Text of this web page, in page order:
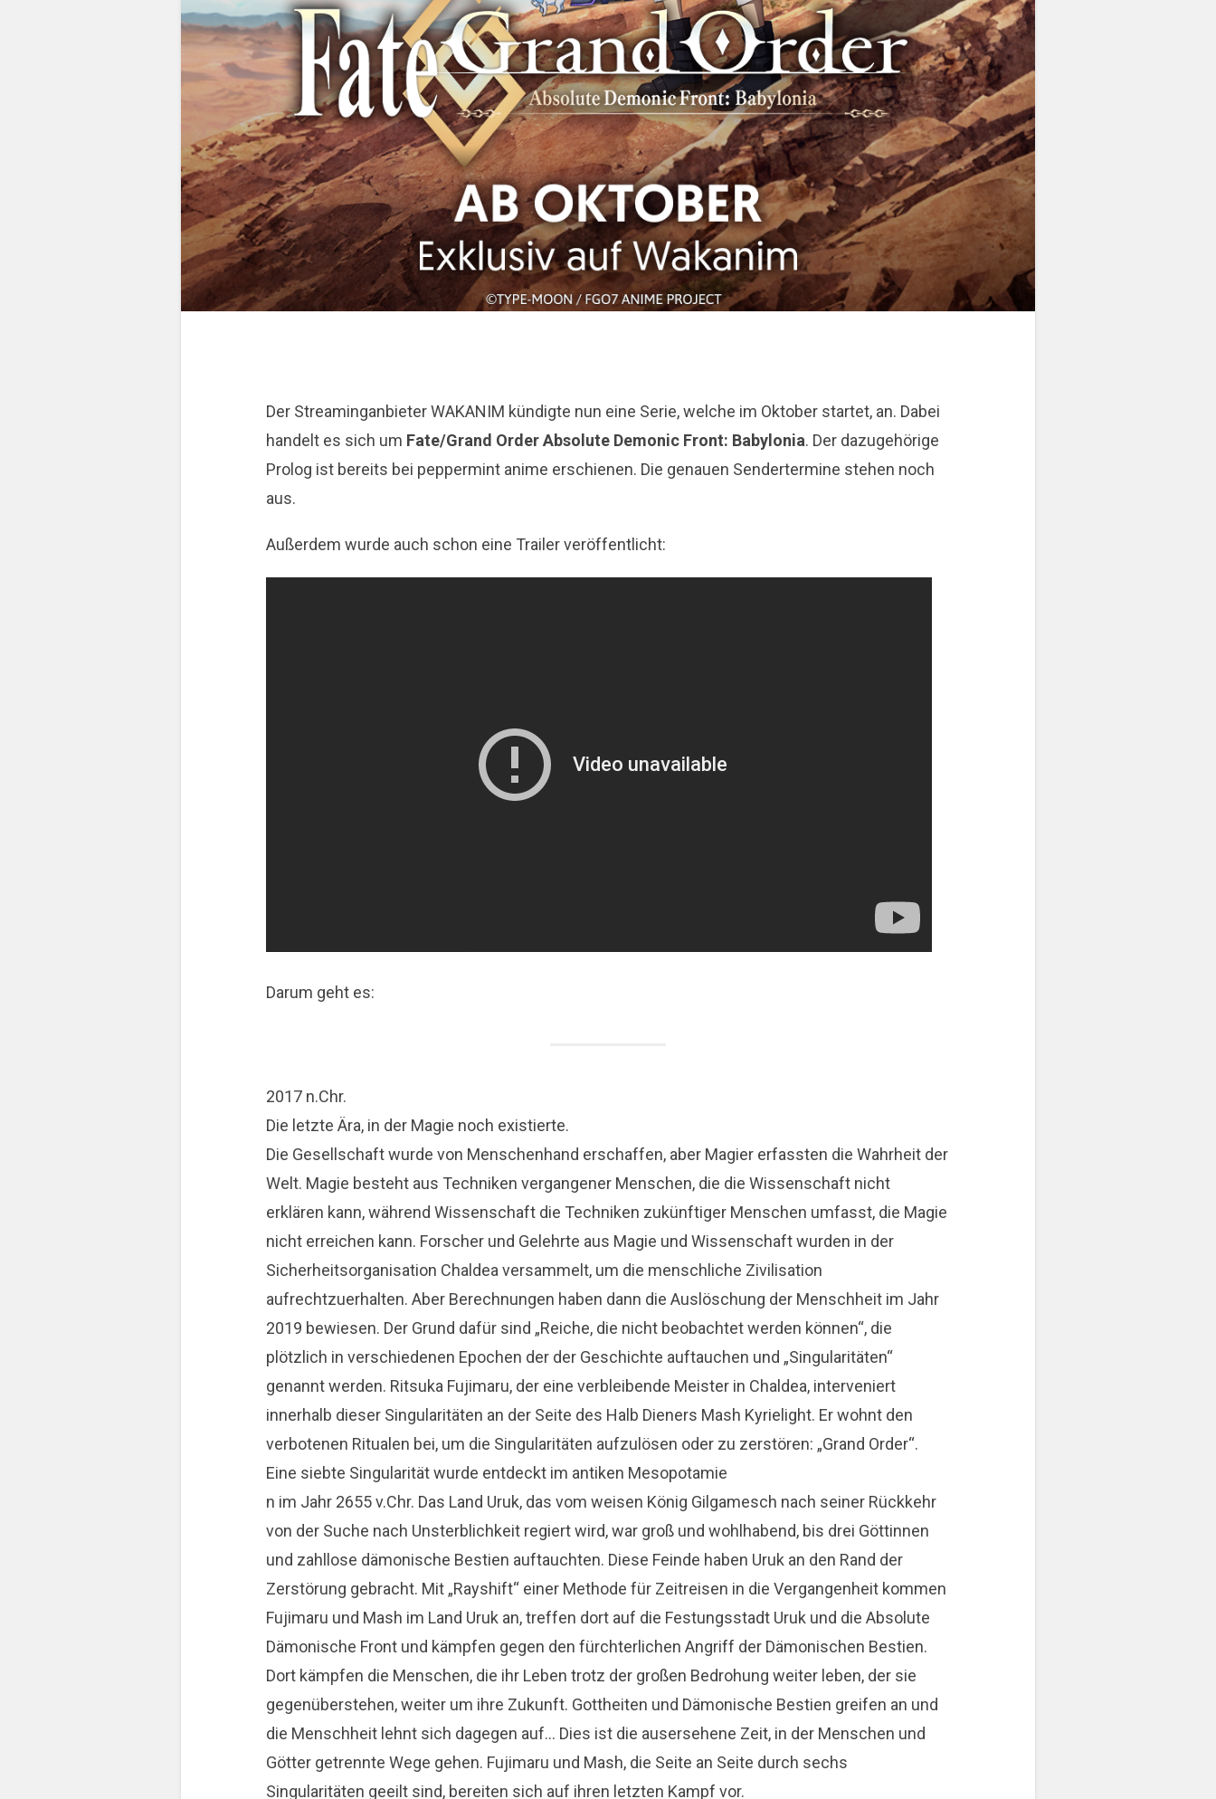
Der Streaminganbieter WAKANIM kündigte nun eine Serie, welche im Oktober startet, an. Dabei
handelt es sich um Fate/Grand Order Absolute Demonic Front: Babylonia. Der dazugehörige
Prolog ist bereits bei peppermint anime erschienen. Die genauen Sendertermine stehen noch
aus.
Außerdem wurde auch schon eine Trailer veröffentlicht:
Darum geht es:
2017 n.Chr.
Die letzte Ära, in der Magie noch existierte.
Die Gesellschaft wurde von Menschenhand erschaffen, aber Magier erfassten die Wahrheit der
Welt. Magie besteht aus Techniken vergangener Menschen, die die Wissenschaft nicht
erklären kann, während Wissenschaft die Techniken zukünftiger Menschen umfasst, die Magie
nicht erreichen kann. Forscher und Gelehrte aus Magie und Wissenschaft wurden in der
Sicherheitsorganisation Chaldea versammelt, um die menschliche Zivilisation
aufrechtzuerhalten. Aber Berechnungen haben dann die Auslöschung der Menschheit im Jahr
2019 bewiesen. Der Grund dafür sind „Reiche, die nicht beobachtet werden können“, die
plötzlich in verschiedenen Epochen der der Geschichte auftauchen und „Singularitäten“
genannt werden. Ritsuka Fujimaru, der eine verbleibende Meister in Chaldea, interveniert
innerhalb dieser Singularitäten an der Seite des Halb Dieners Mash Kyrielight. Er wohnt den
verbotenen Ritualen bei, um die Singularitäten aufzulösen oder zu zerstören: „Grand Order“.
Eine siebte Singularität wurde entdeckt im antiken Mesopotamie
n im Jahr 2655 v.Chr. Das Land Uruk, das vom weisen König Gilgamesch nach seiner Rückkehr
von der Suche nach Unsterblichkeit regiert wird, war groß und wohlhabend, bis drei Göttinnen
und zahllose dämonische Bestien auftauchten. Diese Feinde haben Uruk an den Rand der
Zerstörung gebracht. Mit „Rayshift“ einer Methode für Zeitreisen in die Vergangenheit kommen
Fujimaru und Mash im Land Uruk an, treffen dort auf die Festungsstadt Uruk und die Absolute
Dämonische Front und kämpfen gegen den fürchterlichen Angriff der Dämonischen Bestien.
Dort kämpfen die Menschen, die ihr Leben trotz der großen Bedrohung weiter leben, der sie
gegenüberstehen, weiter um ihre Zukunft. Gottheiten und Dämonische Bestien greifen an und
die Menschheit lehnt sich dagegen auf… Dies ist die ausersehene Zeit, in der Menschen und
Götter getrennte Wege gehen. Fujimaru und Mash, die Seite an Seite durch sechs
Singularitäten geeilt sind, bereiten sich auf ihren letzten Kampf vor.